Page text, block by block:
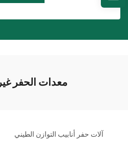
معدات الحفر غير
آلات حفر أنابيب التوازن الطيني